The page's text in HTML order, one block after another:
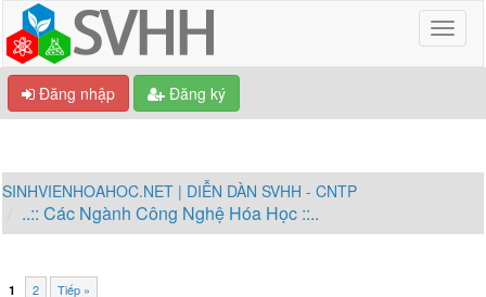
Đăng nhập Đăng ký
SINHVIENHOAHOC.NET | DIỄN DÀN SVHH - CNTP
..:: Các Ngành Công Nghệ Hóa Học ::..
1 2 Tiếp »